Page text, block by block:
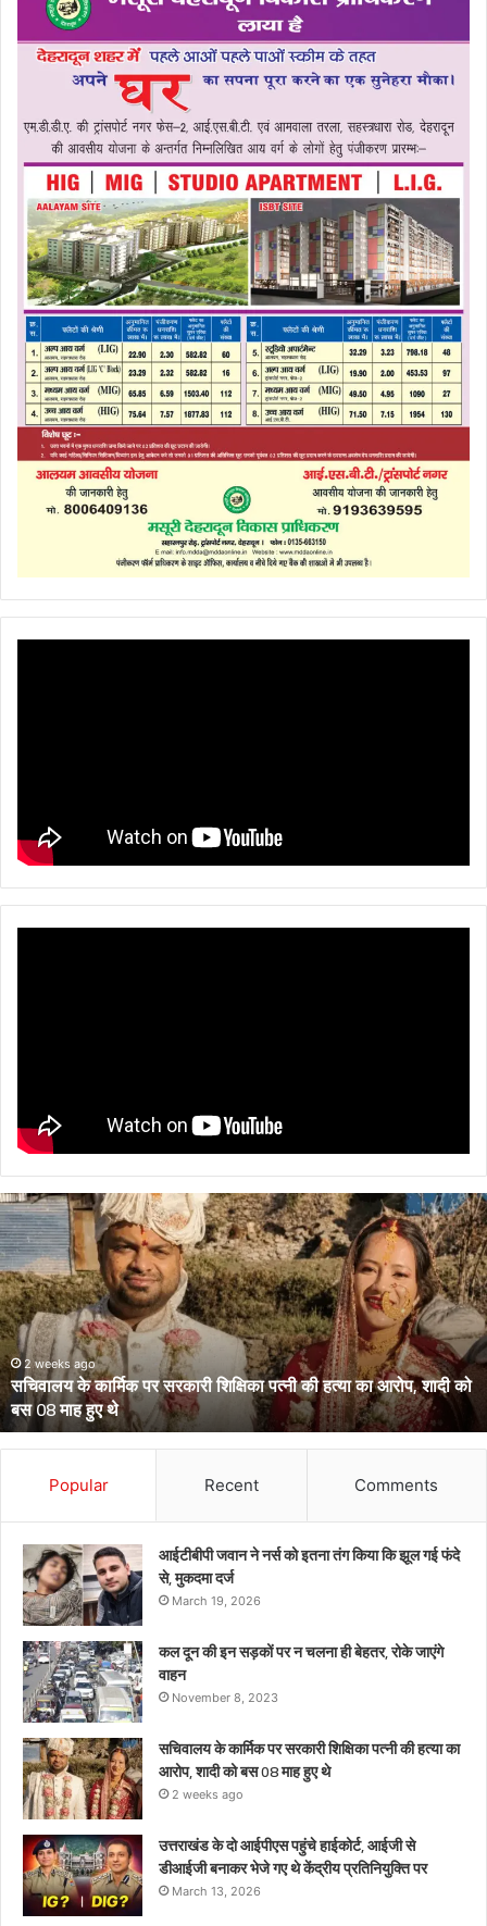
सचिवालय
के
कार्मिक
पर
सरकारी
शिक्षिका
पत्नी
की
हत्या
का
आरोप,
शादी
08
2 weeks ago
सचिवालय के कार्मिक पर सरकारी शिक्षिका पत्नी की हत्या का आरोप, शादी को
बस 08 माह हुए थे
Popular Recent Comments
आईटीबीपी जवान ने नर्स को इतना तंग किया कि झूल गई फंदे
से, मुकदमा दर्ज
March 19, 2026
कल दून की इन सड़कों पर न चलना ही बेहतर, रोके जाएंगे
वाहन
November 8, 2023
सचिवालय के कार्मिक पर सरकारी शिक्षिका पत्नी की हत्या का
आरोप, शादी को बस 08 माह हुए थे
2 weeks ago
उत्तराखंड के दो आईपीएस पहुंचे हाईकोर्ट, आईजी से
डीआईजी बनाकर भेजे गए थे केंद्रीय प्रतिनियुक्ति पर
March 13, 2026